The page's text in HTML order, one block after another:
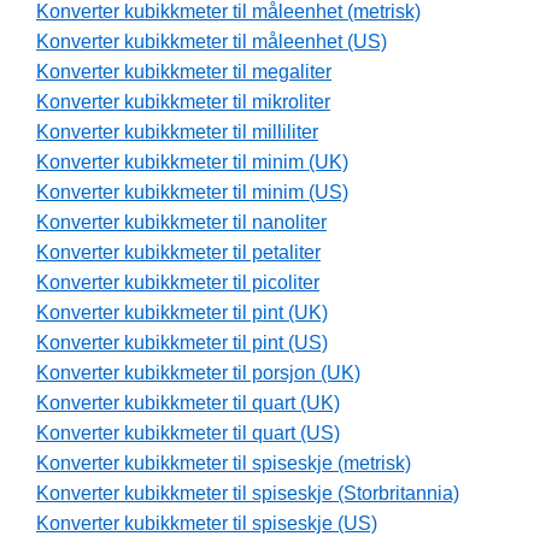
Konverter kubikkmeter til måleenhet (metrisk)
Konverter kubikkmeter til måleenhet (US)
Konverter kubikkmeter til megaliter
Konverter kubikkmeter til mikroliter
Konverter kubikkmeter til milliliter
Konverter kubikkmeter til minim (UK)
Konverter kubikkmeter til minim (US)
Konverter kubikkmeter til nanoliter
Konverter kubikkmeter til petaliter
Konverter kubikkmeter til picoliter
Konverter kubikkmeter til pint (UK)
Konverter kubikkmeter til pint (US)
Konverter kubikkmeter til porsjon (UK)
Konverter kubikkmeter til quart (UK)
Konverter kubikkmeter til quart (US)
Konverter kubikkmeter til spiseskje (metrisk)
Konverter kubikkmeter til spiseskje (Storbritannia)
Konverter kubikkmeter til spiseskje (US)